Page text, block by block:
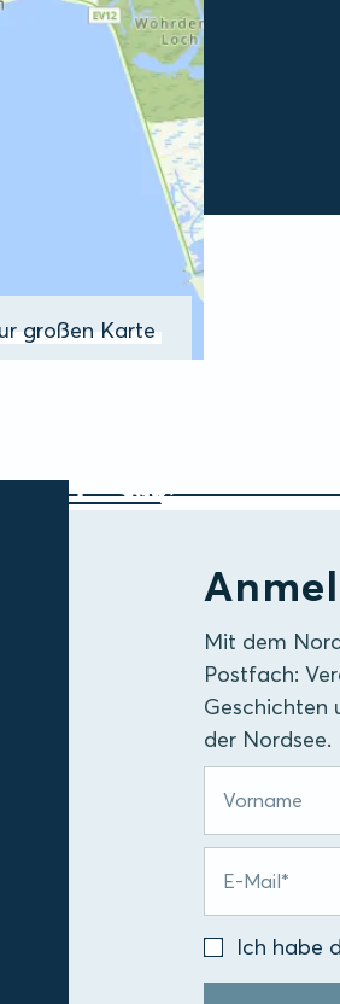
großen Karte
Mit dem
Postfach:
Geschichten
der Nordsee.
Ich habe